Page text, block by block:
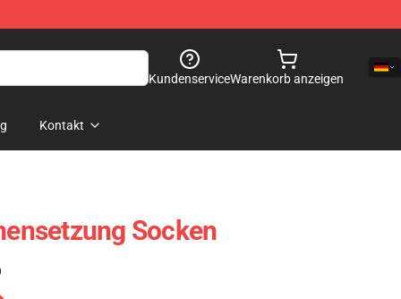
KundenserviceWarenkorb anzeigen
Kontakt
Socken